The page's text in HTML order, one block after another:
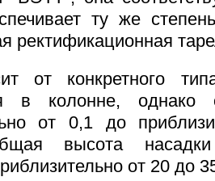
ту же
ректификационная
от конкретного
в колонне, однако
от 0,1 до
высота
от 20 до